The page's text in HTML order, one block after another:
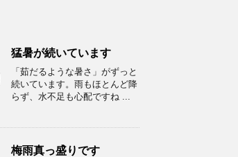
猛暑が続いています
「茹だるような暑さ」がずっと
続いています。雨もほとんど降
らず、水不足も心配ですね ...
梅雨真っ盛りです